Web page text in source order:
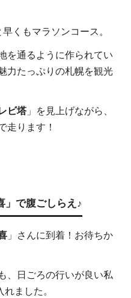
くもマラソンコース。
を通るように作られてい
力たっぷりの札幌を観光
ビ塔」を見上げながら、
走ります！
」で腹ごしらえ♪
」さんに到着！お待ちか
、日ごろの行いが良い私
ました。